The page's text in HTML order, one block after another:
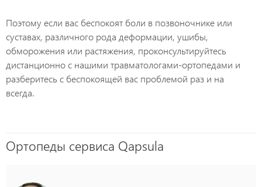
Поэтому если вас беспокоят боли в позвоночнике или
суставах, различного рода деформации, ушибы,
обморожения или растяжения, проконсультируйтесь
дистанционно с нашими травматологами-ортопедами и
разберитесь с беспокоящей вас проблемой раз и на
всегда.
Ортопеды сервиса Qapsula